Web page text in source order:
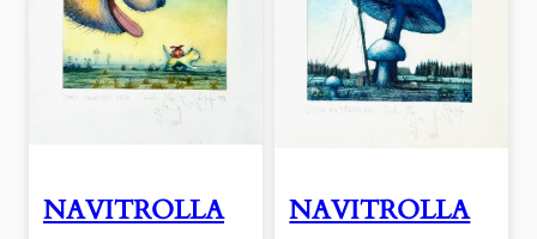
NAVITROLLA NAVITROLLA